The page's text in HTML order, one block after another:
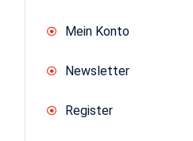
Mein Konto
Newsletter
Register